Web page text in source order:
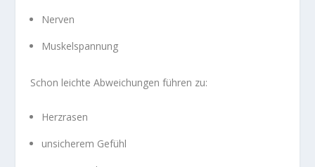
Nerven
Muskelspannung
Schon leichte Abweichungen führen zu:
Herzrasen
unsicherem Gefühl